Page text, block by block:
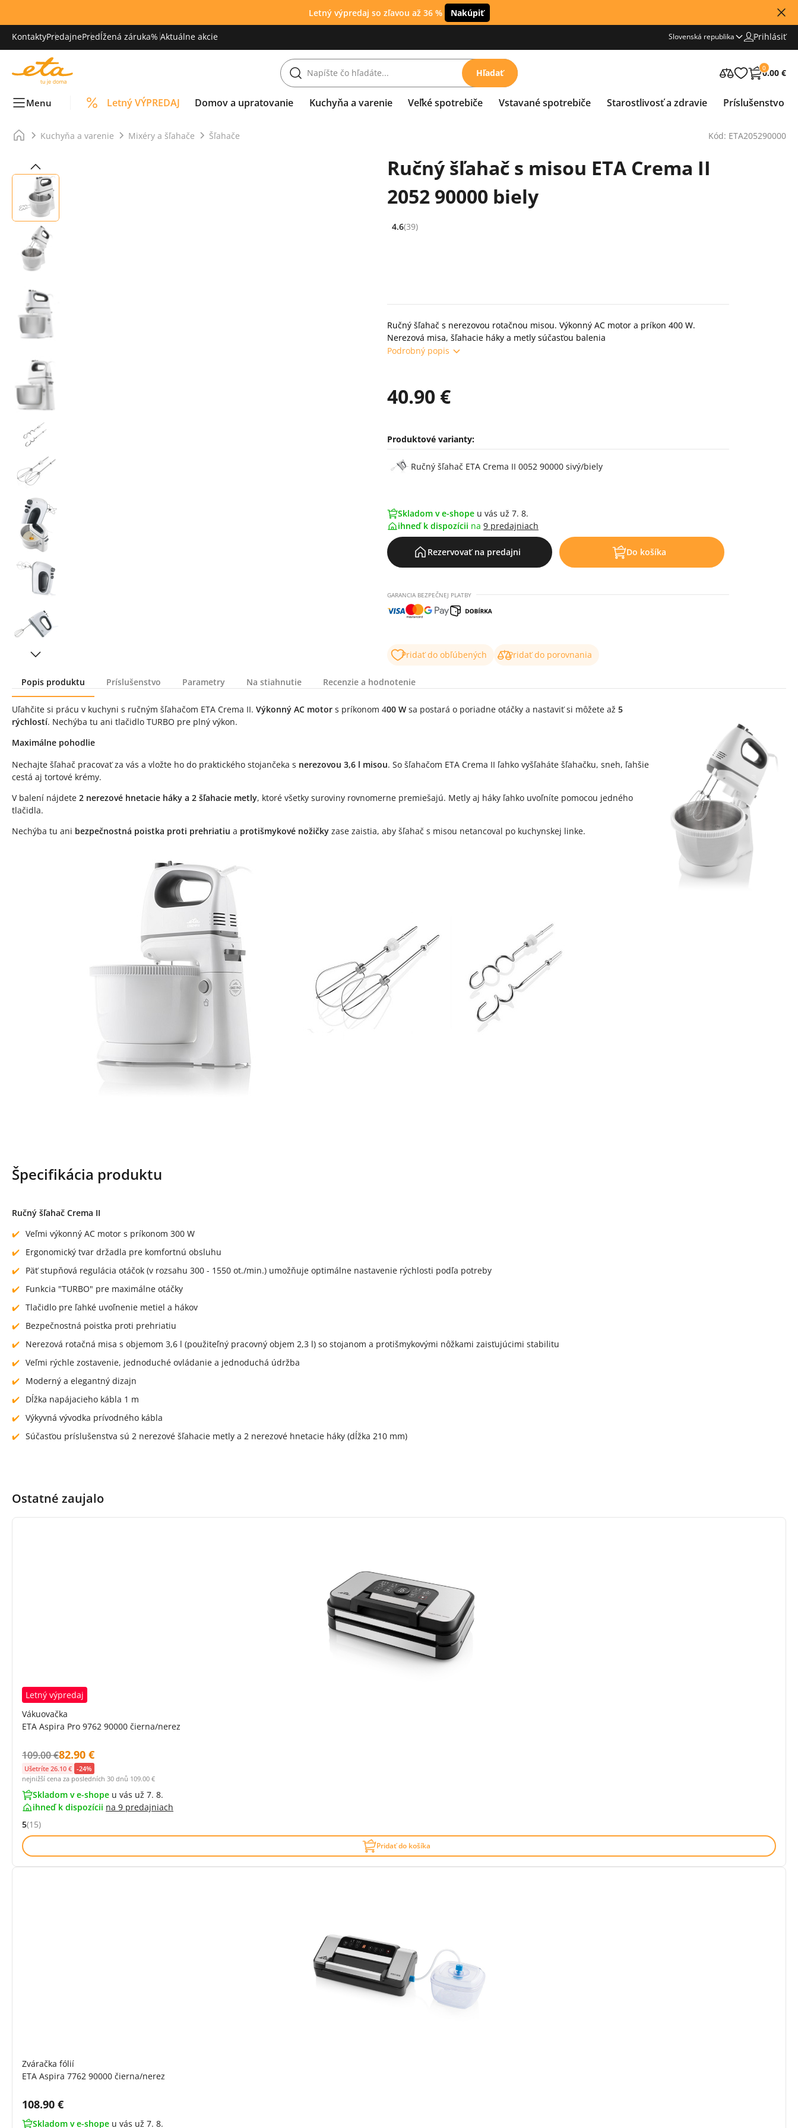
Letný výpredaj so zľavou až 36 % Nakúpiť
KontaktyPredajnePredĺžená záruka% Aktuálne akcie Slovenská republika Prihlásiť
Hľadať 0
0.00 €
Menu Letný VÝPREDAJ Domov a upratovanie Kuchyňa a varenie Veľké spotrebiče Vstavané spotrebiče Starostlivosť a zdravie Príslušenstvo
Kuchyňa a varenie Mixéry a šľahače Šľahače Kód: ETA205290000
Ručný šľahač s misou ETA Crema II
2052 90000 biely
Hodnocení: 4.6 z 5 (39 recenzí)
4.6(39)
Ručný šľahač s nerezovou rotačnou misou. Výkonný AC motor a príkon 400 W.
Nerezová misa, šľahacie háky a metly súčasťou balenia
Podrobný popis
40.90 €
Produktové varianty:
Ručný šľahač ETA Crema II 0052 90000 sivý/biely
Skladom v e-shope u vás už 7. 8.
ihneď k dispozícii na 9 predajniach
Rezervovať na predajni Do košíka
GARANCIA BEZPEČNEJ PLATBY
Pridať do obľúbených Pridať do porovnania
Popis produktu Príslušenstvo Parametry Na stiahnutie Recenzie a hodnotenie
Popis produktu
Uľahčite si prácu v kuchyni s ručným šľahačom ETA Crema II. Výkonný AC motor s príkonom 400 W sa postará o poriadne otáčky a nastaviť si môžete až 5
rýchlostí. Nechýba tu ani tlačidlo TURBO pre plný výkon.
Maximálne pohodlie
Nechajte šľahač pracovať za vás a vložte ho do praktického stojančeka s nerezovou 3,6 l misou. So šľahačom ETA Crema II ľahko vyšľaháte šľahačku, sneh, ľahšie
cestá aj tortové krémy.
V balení nájdete 2 nerezové hnetacie háky a 2 šľahacie metly, ktoré všetky suroviny rovnomerne premiešajú. Metly aj háky ľahko uvoľníte pomocou jedného
tlačidla.
Nechýba tu ani bezpečnostná poistka proti prehriatiu a protišmykové nožičky zase zaistia, aby šľahač s misou netancoval po kuchynskej linke.
Špecifikácia produktu
Ručný šľahač Crema II
Veľmi výkonný AC motor s príkonom 300 W
Ergonomický tvar držadla pre komfortnú obsluhu
Päť stupňová regulácia otáčok (v rozsahu 300 - 1550 ot./min.) umožňuje optimálne nastavenie rýchlosti podľa potreby
Funkcia "TURBO" pre maximálne otáčky
Tlačidlo pre ľahké uvoľnenie metiel a hákov
Bezpečnostná poistka proti prehriatiu
Nerezová rotačná misa s objemom 3,6 l (použiteľný pracovný objem 2,3 l) so stojanom a protišmykovými nôžkami zaisťujúcimi stabilitu
Veľmi rýchle zostavenie, jednoduché ovládanie a jednoduchá údržba
Moderný a elegantný dizajn
Dĺžka napájacieho kábla 1 m
Výkyvná vývodka prívodného kábla
Súčasťou príslušenstva sú 2 nerezové šľahacie metly a 2 nerezové hnetacie háky (dĺžka 210 mm)
Ostatné zaujalo
Letný výpredaj
Vákuovačka
ETA Aspira Pro 9762 90000 čierna/nerez
Původní cena s DPH:
109.00 €Cena s DPH:
82.90 €
Ušetríte 26.10 € -24%
nejnižší cena za posledních 30 dnů 109.00 €
Skladom v e-shope u vás už 7. 8.
ihneď k dispozícii na 9 predajniach
Hodnocení: 5 z 5 (15 recenzí)
5(15)
Pridať do košíka
Zváračka fólií
ETA Aspira 7762 90000 čierna/nerez
Cena s DPH:
108.90 €
Skladom v e-shope u vás už 7. 8.